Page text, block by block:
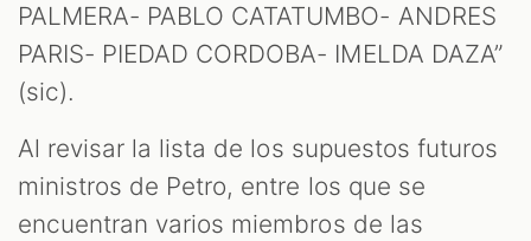
PALMERA- PABLO CATATUMBO- ANDRES
PARIS- PIEDAD CORDOBA- IMELDA DAZA”
(sic).
Al revisar la lista de los supuestos futuros
ministros de Petro, entre los que se
encuentran varios miembros de las